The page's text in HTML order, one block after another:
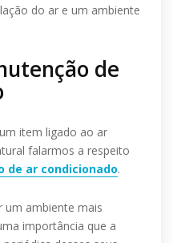
do ar e um ambiente
de
item ligado ao ar
falarmos a respeito
de ar condicionado.
um ambiente mais
importância que a